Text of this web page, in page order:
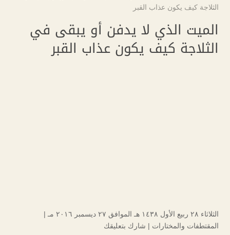
الثلاجة كيف يكون عذاب القبر
الميت الذي لا يدفن أو يبقى في
الثلاجة كيف يكون عذاب القبر
الثلاثاء ۲۸ ربيع الأول ۱٤۳۸ هـ الموافق ۲۷ ديسمبر ۲۰۱٦ مـ |
المقتطفات والمختارات | شارك بتعليقك